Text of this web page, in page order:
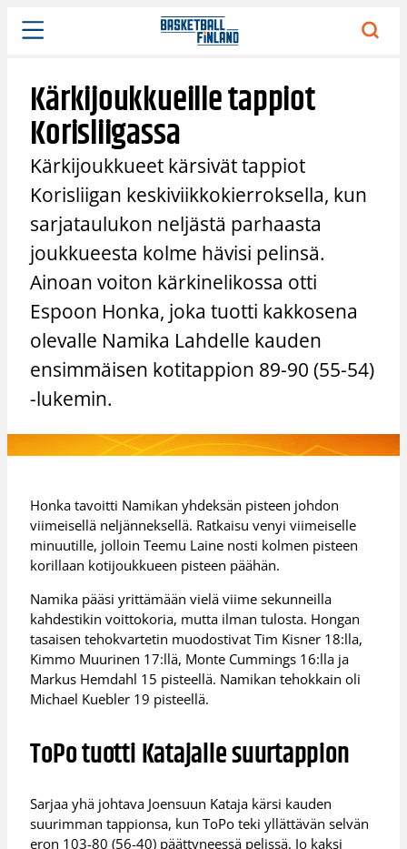
Siirry
sisältöön
Kärkijoukkueille tappiot
Korisliigassa
Kärkijoukkueet kärsivät tappiot
Korisliigan keskiviikkokierroksella, kun
sarjataulukon neljästä parhaasta
joukkueesta kolme hävisi pelinsä.
Ainoan voiton kärkinelikossa otti
Espoon Honka, joka tuotti kakkosena
olevalle Namika Lahdelle kauden
ensimmäisen kotitappion 89-90 (55-54)
-lukemin.
Honka tavoitti Namikan yhdeksän pisteen johdon
viimeisellä neljänneksellä. Ratkaisu venyi viimeiselle
minuutille, jolloin Teemu Laine nosti kolmen pisteen
korillaan kotijoukkueen pisteen päähän.
Namika pääsi yrittämään vielä viime sekunneilla
kahdestikin voittokoria, mutta ilman tulosta. Hongan
tasaisen tehokvartetin muodostivat Tim Kisner 18:lla,
Kimmo Muurinen 17:llä, Monte Cummings 16:lla ja
Markus Hemdahl 15 pisteellä. Namikan tehokkain oli
Michael Kuebler 19 pisteellä.
ToPo tuotti Katajalle suurtappion
Sarjaa yhä johtava Joensuun Kataja kärsi kauden
suurimman tappionsa, kun ToPo teki yllättävän selvän
eron 103-80 (56-40) päättyneessä pelissä. Jo kaksi